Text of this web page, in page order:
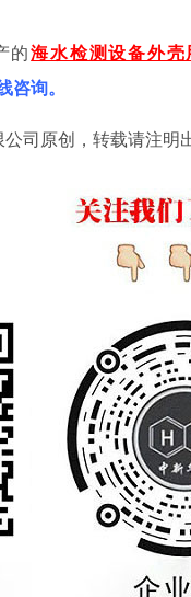
的海水检测设备外壳
询。
司原创，转载请注明